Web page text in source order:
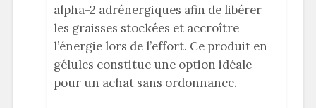
alpha-2 adrénergiques afin de libérer
les graisses stockées et accroître
l’énergie lors de l’effort. Ce produit en
gélules constitue une option idéale
pour un achat sans ordonnance.